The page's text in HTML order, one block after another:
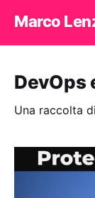
Marco
DevOps
Una raccolta